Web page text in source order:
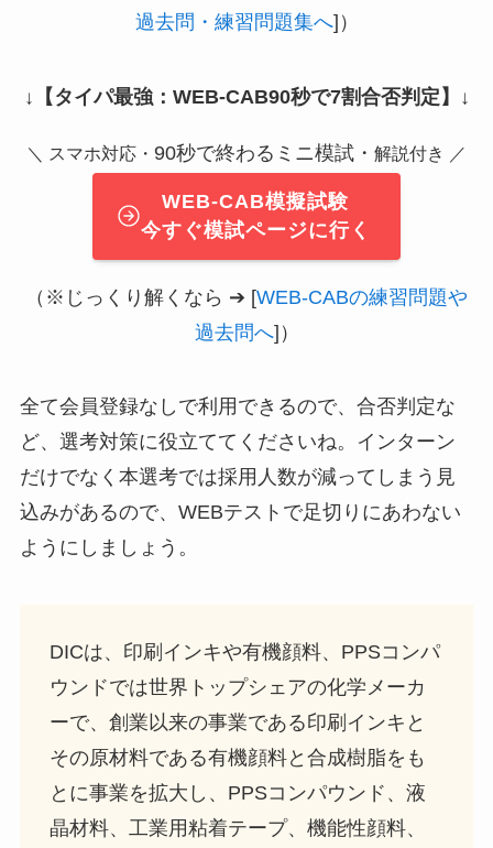
過去問・練習問題集へ]）
↓ 【タイパ最強：WEB-CAB90秒で7割合否判定】 ↓
＼ スマホ対応・ 90秒で終わるミニ模試・ 解説付き ／
WEB-CAB模擬試験
今すぐ模試ページに行く
（※じっくり解くなら ➔ [WEB-CABの練習問題や
過去問へ]）
全て会員登録なしで利用できるので、合否判定な
ど、選考対策に役立ててくださいね。インターン
だけでなく本選考では採用人数が減ってしまう見
込みがあるので、WEBテストで足切りにあわない
ようにしましょう。
DICは、印刷インキや有機顔料、PPSコンパ
ウンドでは世界トップシェアの化学メーカ
ーで、創業以来の事業である印刷インキと
その原材料である有機顔料と合成樹脂をも
とに事業を拡大し、PPSコンパウンド、液
晶材料、工業用粘着テープ、機能性顔料、